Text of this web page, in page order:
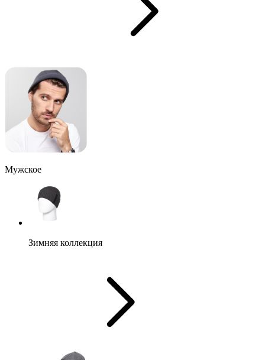
Мужское
Зимняя коллекция